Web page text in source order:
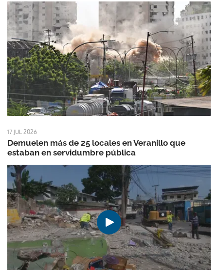
17 JUL 2026
Demuelen más de 25 locales en Veranillo que
estaban en servidumbre pública